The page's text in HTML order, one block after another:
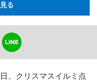
る
、クリスマスイルミ点